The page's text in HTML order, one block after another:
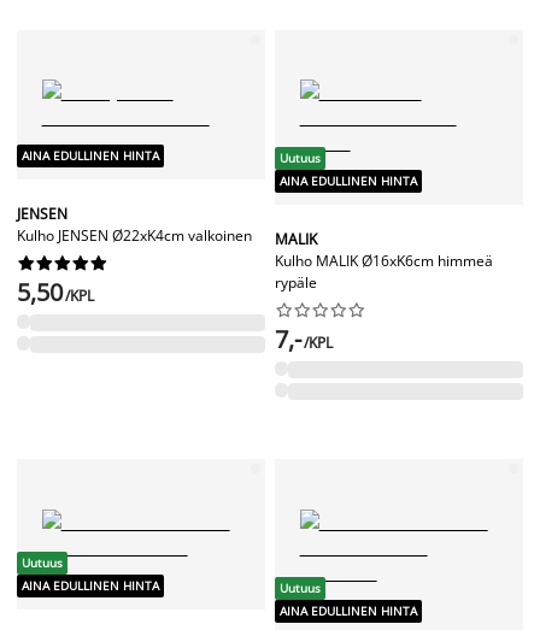
AINA EDULLINEN HINTA
JENSEN
Kulho JENSEN Ø22xK4cm valkoinen






5,50/KPL
Uutuus
AINA EDULLINEN HINTA
MALIK
Kulho MALIK Ø16xK6cm himmeä
rypäle






7,-/KPL
Uutuus
AINA EDULLINEN HINTA
Uutuus
AINA EDULLINEN HINTA